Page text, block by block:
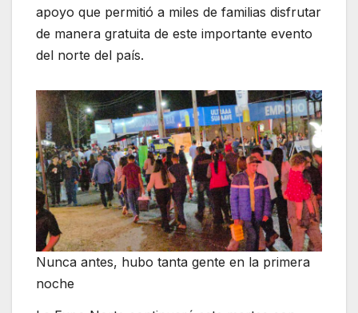
apoyo que permitió a miles de familias disfrutar
de manera gratuita de este importante evento
del norte del país.
Nunca antes, hubo tanta gente en la primera
noche